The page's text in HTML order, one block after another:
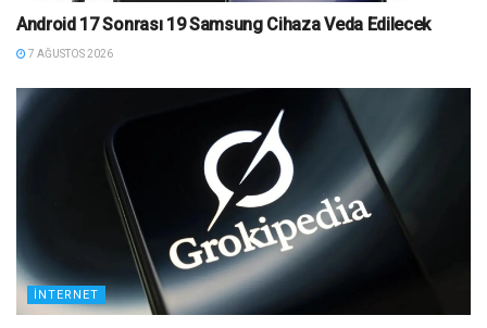
Android 17 Sonrası 19 Samsung Cihaza Veda Edilecek
7 AĞUSTOS 2026
İNTERNET